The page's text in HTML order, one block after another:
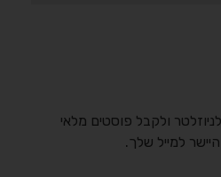
ולקבל פוסטים מלאי
למייל שלך.